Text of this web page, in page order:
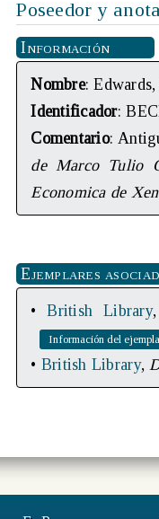
Poseedor y
Información
Nombre:
Identificador:
Comentario:
de Marco Tulio
Economica de
Ejemplares
•British Library,
• British Library,